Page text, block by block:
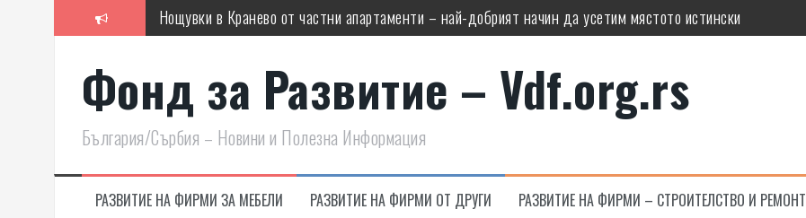
Нощувки в Кранево от частни апартаменти – най-добрият начин да усетим мястото истински
Плюсове при регистрация на фирма ЕООД
С каква секция ще направим хола удобен и елегантен?
Ришар на капсули и на зърна – какво стои зад вкуса, който остава дори след последната глътка?
Фонд за Развитие – Vdf.org.rs
България/Сърбия – Новини и Полезна Информация
РАЗВИТИЕ НА ФИРМИ ЗА МЕБЕЛИ РАЗВИТИЕ НА ФИРМИ ОТ ДРУГИ РАЗВИТИЕ НА ФИРМИ – СТРОИТЕЛСТВО И РЕМОНТ